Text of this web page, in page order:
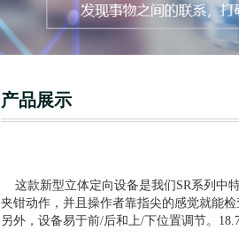
产品展示
这款新型立体定向设备是我们 SR系列中
夹钳动作，并且操作者靠指尖的感觉就能
另外，设备易于前/后和上/下位置调节。